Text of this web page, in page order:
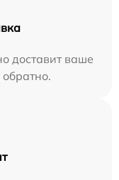
доставит ваше